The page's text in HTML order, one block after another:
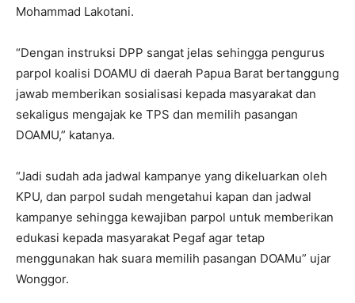
Mohammad Lakotani.
“Dengan instruksi DPP sangat jelas sehingga pengurus
parpol koalisi DOAMU di daerah Papua Barat bertanggung
jawab memberikan sosialisasi kepada masyarakat dan
sekaligus mengajak ke TPS dan memilih pasangan
DOAMU,” katanya.
“Jadi sudah ada jadwal kampanye yang dikeluarkan oleh
KPU, dan parpol sudah mengetahui kapan dan jadwal
kampanye sehingga kewajiban parpol untuk memberikan
edukasi kepada masyarakat Pegaf agar tetap
menggunakan hak suara memilih pasangan DOAMu” ujar
Wonggor.